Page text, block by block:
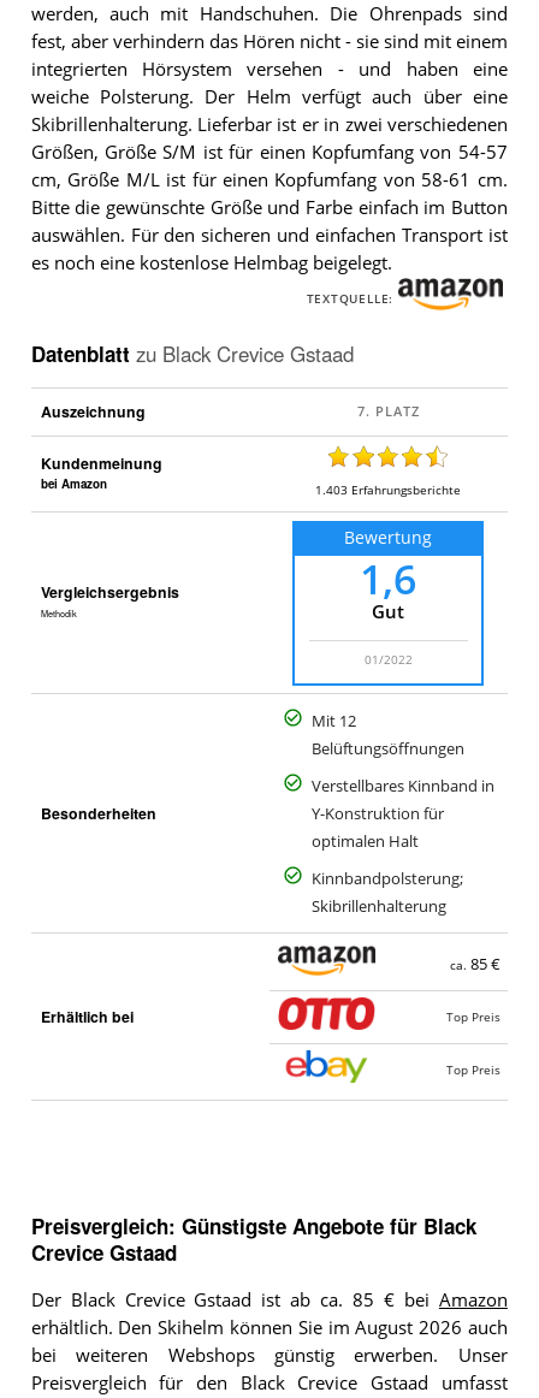
werden, auch mit Handschuhen. Die Ohrenpads sind
fest, aber verhindern das Hören nicht - sie sind mit einem
integrierten Hörsystem versehen - und haben eine
weiche Polsterung. Der Helm verfügt auch über eine
Skibrillenhalterung. Lieferbar ist er in zwei verschiedenen
Größen, Größe S/M ist für einen Kopfumfang von 54-57
cm, Größe M/L ist für einen Kopfumfang von 58-61 cm.
Bitte die gewünschte Größe und Farbe einfach im Button
auswählen. Für den sicheren und einfachen Transport ist
es noch eine kostenlose Helmbag beigelegt.
TEXTQUELLE:
Datenblatt zu Black Crevice Gstaad
Auszeichnung
Kundenmeinung
bei Amazon 1.403 Erfahrungsberichte
Vergleichsergebnis
Methodik
Bewertung
1,6
Gut
01/2022
Besonderheiten
Mit 12
Belüftungsöffnungen
Verstellbares Kinnband in
Y-Konstruktion für
optimalen Halt
Kinnbandpolsterung;
Skibrillenhalterung
Erhältlich bei
ca. 85 €
Top Preis
Top Preis
Preisvergleich: Günstigste Angebote für Black
Crevice Gstaad
Der Black Crevice Gstaad ist ab ca. 85 € bei Amazon
erhältlich. Den Skihelm können Sie im August 2026 auch
bei weiteren Webshops günstig erwerben. Unser
Preisvergleich für den Black Crevice Gstaad umfasst